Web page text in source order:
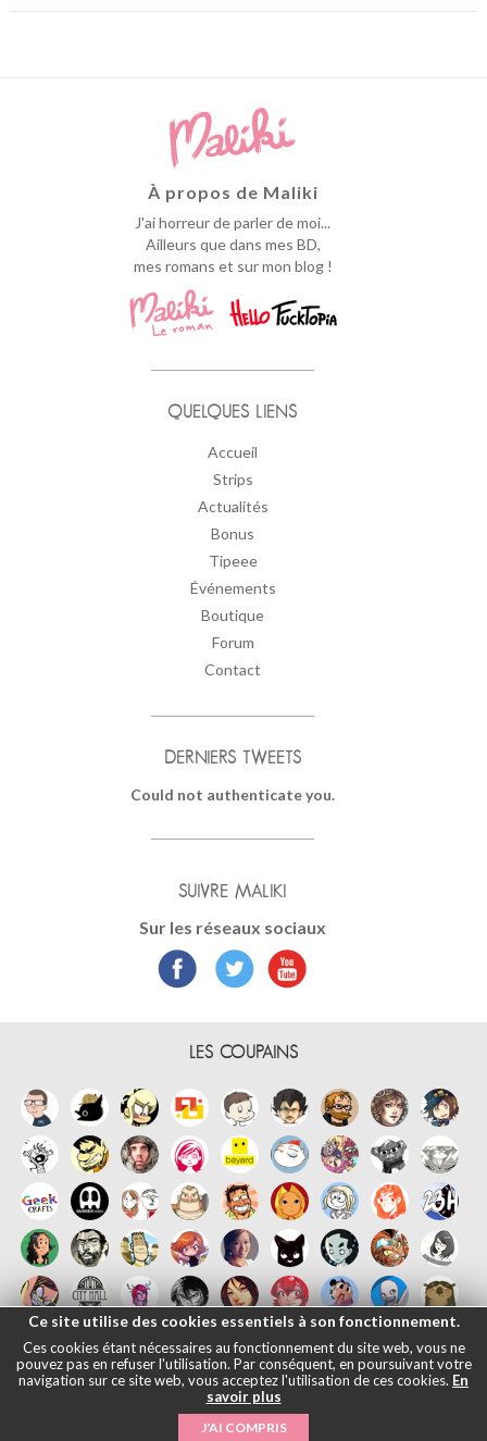
À propos de Maliki
J'ai horreur de parler de moi...
Ailleurs que dans mes BD,
mes romans et sur mon blog !
QUELQUES LIENS
Accueil
Strips
Actualités
Bonus
Tipeee
Événements
Boutique
Forum
Contact
DERNIERS TWEETS
Could not authenticate you.
SUIVRE MALIKI
Sur les réseaux sociaux
LES COUPAINS
日本語|Mentions légales
2026
Ce site utilise des cookies essentiels à son fonctionnement.
Ces cookies étant nécessaires au fonctionnement du site web, vous ne
pouvez pas en refuser l'utilisation. Par conséquent, en poursuivant votre
navigation sur ce site web, vous acceptez l'utilisation de ces cookies. En
savoir plus
J'AI COMPRIS